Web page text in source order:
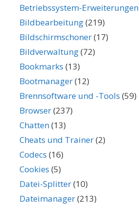
Betriebssystem-Erweiterungen
Bildbearbeitung(219)
Bildschirmschoner(17)
Bildverwaltung(72)
Bookmarks (13)
Bootmanager(12)
Brennsoftware und -Tools (59)
Browser(237)
Chatten(13)
Cheats und Trainer(2)
Codecs (16)
Cookies (5)
Datei-Splitter(10)
Dateimanager(213)